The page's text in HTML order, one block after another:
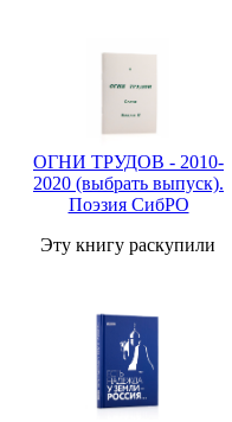
ОГНИ ТРУДОВ - 2010-
2020 (выбрать выпуск).
Поэзия СибРО
Эту книгу раскупили